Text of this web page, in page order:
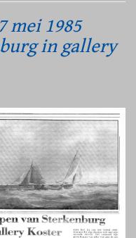
mei 1985
in gallery